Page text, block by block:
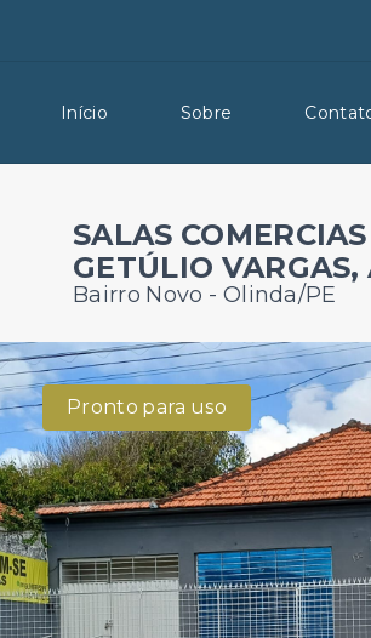
Início Sobre
SALAS
GETÚLIO
Bairro Novo - Olinda/PE
Pronto para uso